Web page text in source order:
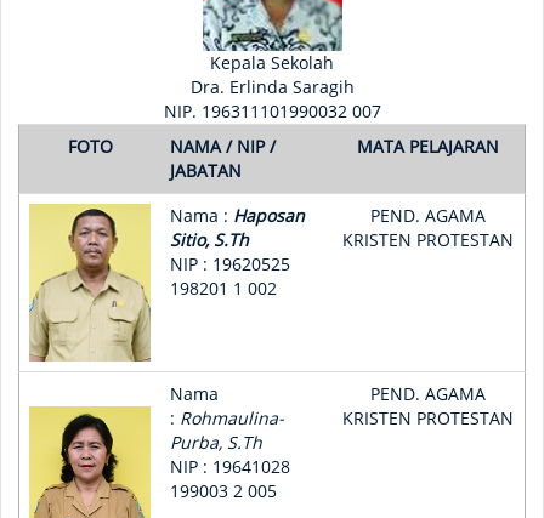
Kepala Sekolah
Dra. Erlinda Saragih
NIP. 196311101990032 007
FOTO
NAMA / NIP /
JABATAN
MATA PELAJARAN
Nama : Haposan
Sitio, S.Th
NIP : 19620525
198201 1 002
PEND. AGAMA
KRISTEN PROTESTAN
Nama
: Rohmaulina-
Purba, S.Th
NIP : 19641028
199003 2 005
PEND. AGAMA
KRISTEN PROTESTAN